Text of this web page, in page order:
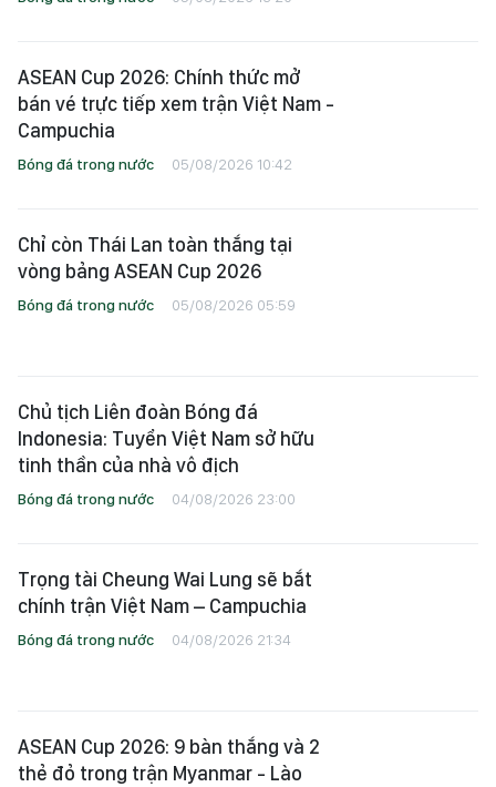
ASEAN Cup 2026: Chính thức mở
bán vé trực tiếp xem trận Việt Nam -
Campuchia
Bóng đá trong nước 05/08/2026 10:42
Chỉ còn Thái Lan toàn thắng tại
vòng bảng ASEAN Cup 2026
Bóng đá trong nước 05/08/2026 05:59
Chủ tịch Liên đoàn Bóng đá
Indonesia: Tuyển Việt Nam sở hữu
tinh thần của nhà vô địch
Bóng đá trong nước 04/08/2026 23:00
Trọng tài Cheung Wai Lung sẽ bắt
chính trận Việt Nam – Campuchia
Bóng đá trong nước 04/08/2026 21:34
ASEAN Cup 2026: 9 bàn thắng và 2
thẻ đỏ trong trận Myanmar - Lào